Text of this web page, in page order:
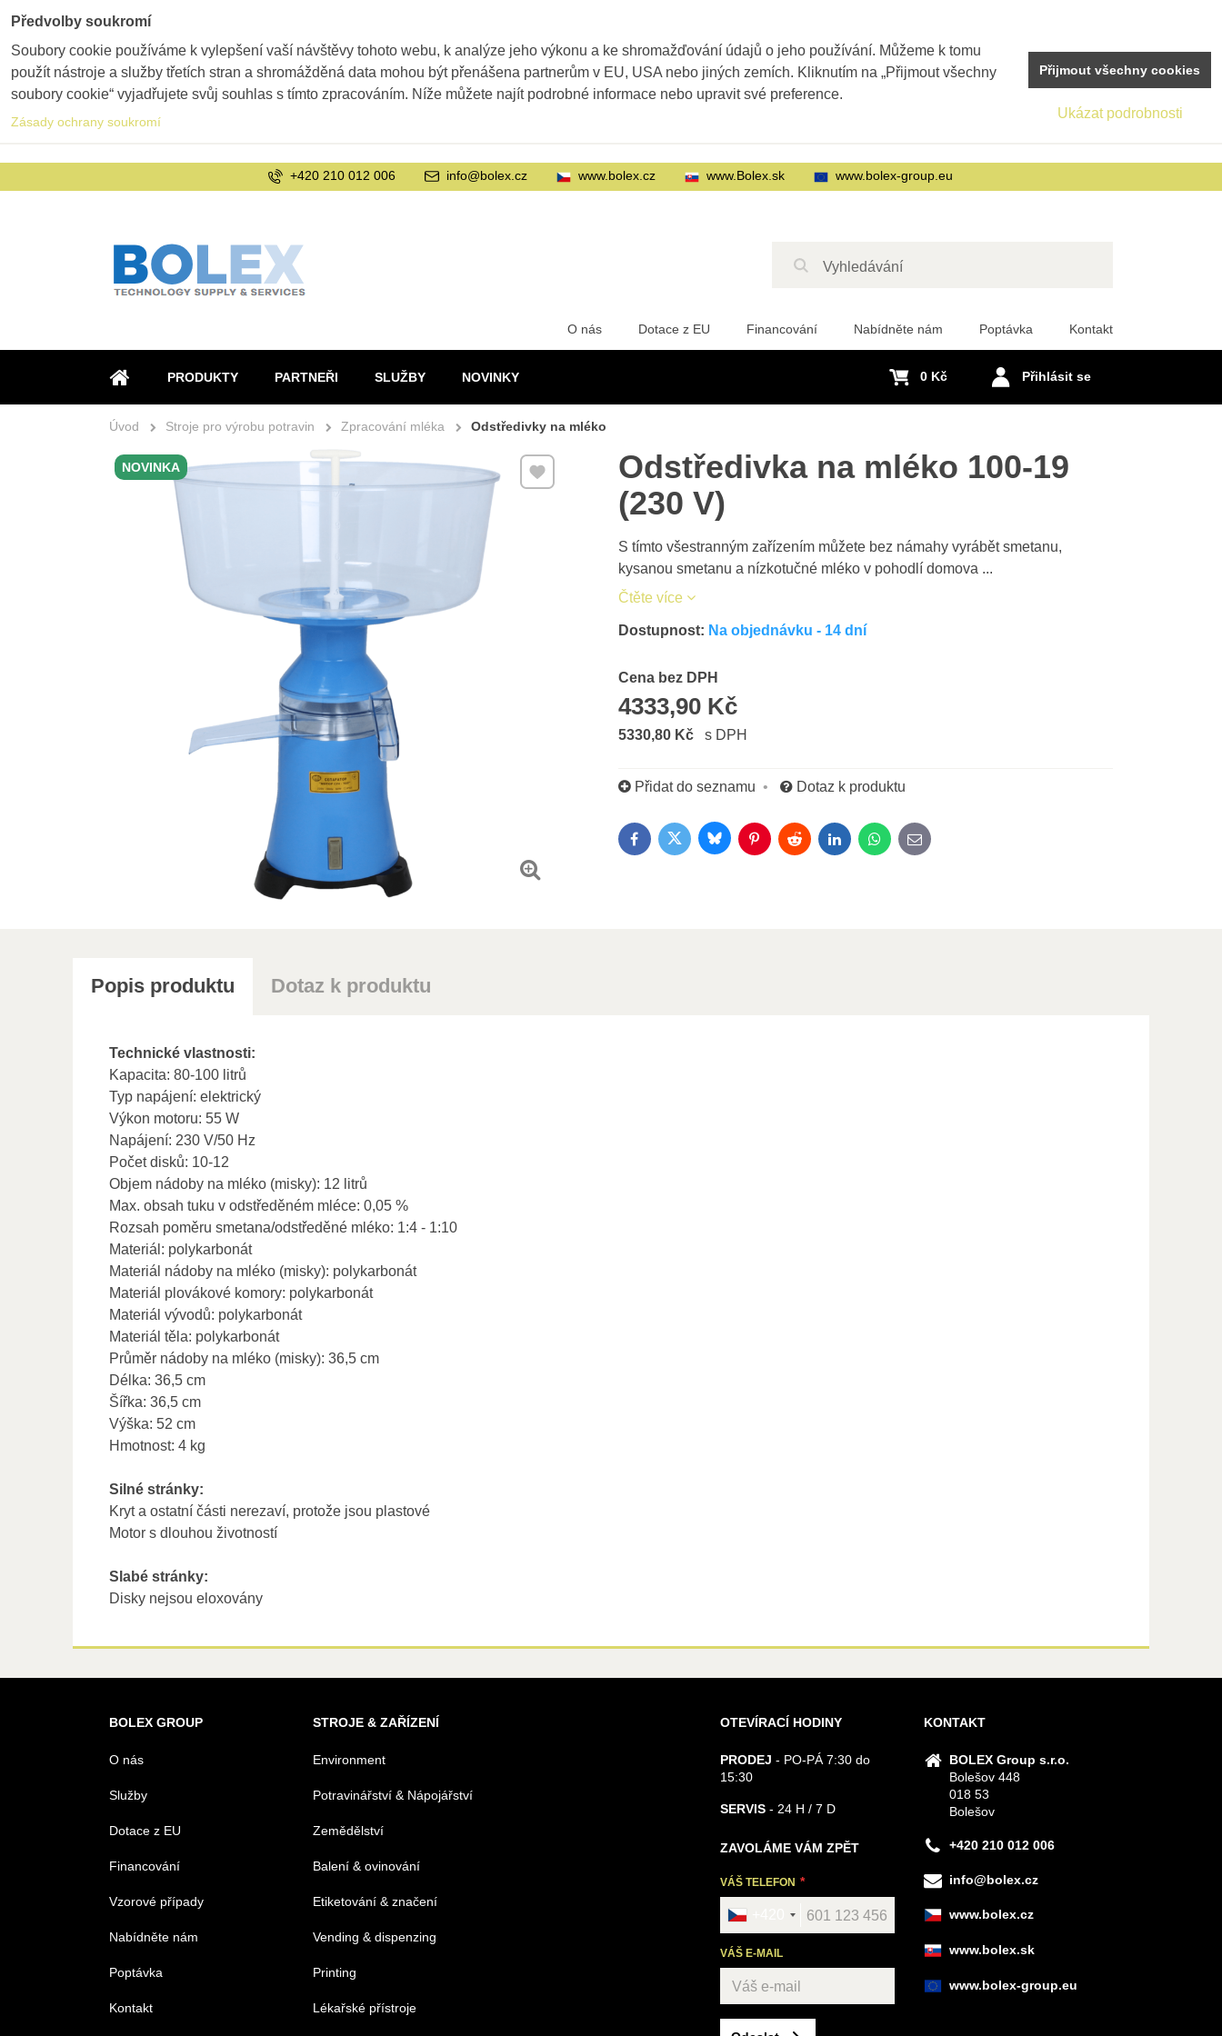
ÚVOD
PRODUKTY PARTNEŘI SLUŽBY NOVINKY
O nás Dotace z EU Financování Nabídněte nám Poptávka Kontakt
Přihlásit se
0 Kč
+420 210 012 006 info@bolex.cz www.bolex.cz www.Bolex.sk www.bolex-group.eu
Úvod Stroje pro výrobu potravin Zpracování mléka Odstředivky na mléko
Odstředivka na mléko 100-19
(230 V)
S tímto všestranným zařízením můžete bez námahy vyrábět smetanu,
kysanou smetanu a nízkotučné mléko v pohodlí domova ...
Čtěte více
Přidat k Oblíbeným
NOVINKA
Dostupnost: Na objednávku - 14 dní
Cena bez DPH
4333,90 Kč
Cena s DPH
5330,80 Kč s DPH
Přidat do seznamu Dotaz k produktu
FacebookTwitterBlueskyPinterestRedditLinkedInWhatsApp
E-mail
Popis produktu Dotaz k produktu
Technické vlastnosti:
Kapacita: 80-100 litrů
Typ napájení: elektrický
Výkon motoru: 55 W
Napájení: 230 V/50 Hz
Počet disků: 10-12
Objem nádoby na mléko (misky): 12 litrů
Max. obsah tuku v odstředěném mléce: 0,05 %
Rozsah poměru smetana/odstředěné mléko: 1:4 - 1:10
Materiál: polykarbonát
Materiál nádoby na mléko (misky): polykarbonát
Materiál plovákové komory: polykarbonát
Materiál vývodů: polykarbonát
Materiál těla: polykarbonát
Průměr nádoby na mléko (misky): 36,5 cm
Délka: 36,5 cm
Šířka: 36,5 cm
Výška: 52 cm
Hmotnost: 4 kg
Silné stránky:
Kryt a ostatní části nerezaví, protože jsou plastové
Motor s dlouhou životností
Slabé stránky:
Disky nejsou eloxovány
BOLEX GROUP
O nás
Služby
Dotace z EU
Financování
Vzorové případy
Nabídněte nám
Poptávka
Kontakt
STROJE & ZAŘÍZENÍ
Environment
Potravinářství & Nápojářství
Zemědělství
Balení & ovinování
Etiketování & značení
Vending & dispenzing
Printing
Lékařské přístroje
OTEVÍRACÍ HODINY
PRODEJ - PO-PÁ 7:30 do
15:30
SERVIS - 24 H / 7 D
ZAVOLÁME VÁM ZPĚT
VÁŠ TELEFON
VÁŠ E-MAIL
KONTAKT
BOLEX Group s.r.o.
Bolešov 448
018 53
Bolešov
+420 210 012 006
info@bolex.cz
www.bolex.cz
www.bolex.sk
www.bolex-group.eu
Předvolby soukromí
Soubory cookie používáme k vylepšení vaší návštěvy tohoto webu, k analýze jeho výkonu a ke shromažďování údajů o jeho používání. Můžeme k tomu
použít nástroje a služby třetích stran a shromážděná data mohou být přenášena partnerům v EU, USA nebo jiných zemích. Kliknutím na „Přijmout všechny
soubory cookie“ vyjadřujete svůj souhlas s tímto zpracováním. Níže můžete najít podrobné informace nebo upravit své preference.
Zásady ochrany soukromí
Ukázat podrobnosti
Přijmout všechny cookies